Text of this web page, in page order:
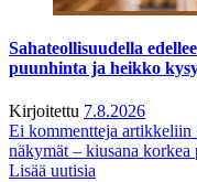
Sahateollisuudella
puunhinta ja heikko
Kirjoitettu 7.8.2026
Ei kommentteja artikkeliin
näkymät – kiusana
Lisää uutisia